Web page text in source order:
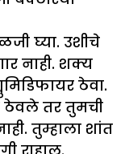
घ्या. उशीचे
नाही. शक्य
ठेवा.
ठेवले तर तुमची
तुम्हाला शांत